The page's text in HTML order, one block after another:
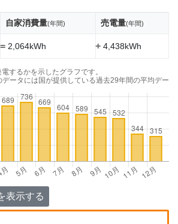
自家消費量(年間) 売電量(年間)
=2,064kWh +4,438kWh
するかを示したグラフです。
ータには国が提供している過去29年間の平均デー
表示する